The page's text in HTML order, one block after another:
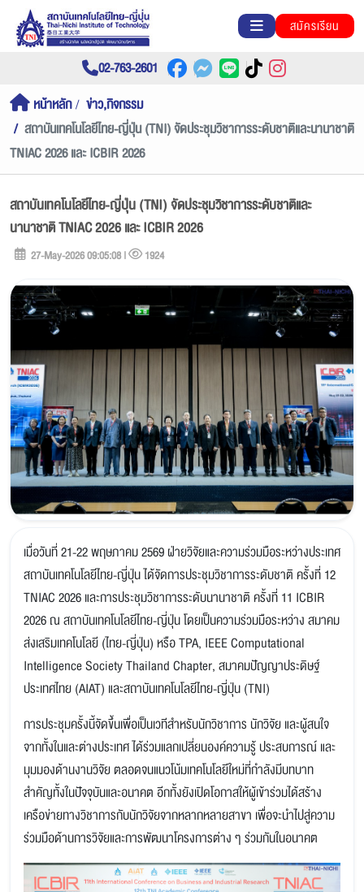
สมัครเรียน
02-763-2601
หน้าหลัก
ข่าว,กิจกรรม
สถาบันเทคโนโลยีไทย-ญี่ปุ่น (TNI) จัดประชุมวิชาการระดับชาติและนานาชาติ
TNIAC 2026 และ ICBIR 2026
สถาบันเทคโนโลยีไทย-ญี่ปุ่น (TNI) จัดประชุมวิชาการระดับชาติและ
นานาชาติ TNIAC 2026 และ ICBIR 2026
27-May-2026 09:05:08 | 1924
เมื่อวันที่ 21-22 พฤษภาคม 2569 ฝ่ายวิจัยและความร่วมมือระหว่างประเทศ
สถาบันเทคโนโลยีไทย-ญี่ปุ่น ได้จัดการประชุมวิชาการระดับชาติ ครั้งที่ 12
TNIAC 2026 และการประชุมวิชาการระดับนานาชาติ ครั้งที่ 11 ICBIR
2026 ณ สถาบันเทคโนโลยีไทย-ญี่ปุ่น โดยเป็นความร่วมมือระหว่าง สมาคม
ส่งเสริมเทคโนโลยี (ไทย-ญี่ปุ่น) หรือ TPA, IEEE Computational
Intelligence Society Thailand Chapter, สมาคมปัญญาประดิษฐ์
ประเทศไทย (AIAT) และสถาบันเทคโนโลยีไทย-ญี่ปุ่น (TNI)
การประชุมครั้งนี้จัดขึ้นเพื่อเป็นเวทีสำหรับนักวิชาการ นักวิจัย และผู้สนใจ
จากทั้งในและต่างประเทศ ได้ร่วมแลกเปลี่ยนองค์ความรู้ ประสบการณ์ และ
มุมมองด้านงานวิจัย ตลอดจนแนวโน้มเทคโนโลยีใหม่ที่กำลังมีบทบาท
สำคัญทั้งในปัจจุบันและอนาคต อีกทั้งยังเปิดโอกาสให้ผู้เข้าร่วมได้สร้าง
เครือข่ายทางวิชาการกับนักวิจัยจากหลากหลายสาขา เพื่อจะนำไปสู่ความ
ร่วมมือด้านการวิจัยและการพัฒนาโครงการต่าง ๆ ร่วมกันในอนาคต